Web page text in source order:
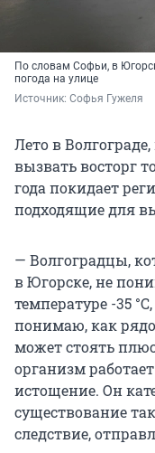
По словам Софьи, в
погода на улице
Источник: Софья Гужеля
Лето в
вызвать восторг
года покидает
подходящие для
— Волгоградцы,
в Югорске, не
температуре -35
понимаю, как
может стоять
организм
истощение. Он
существование
следствие,